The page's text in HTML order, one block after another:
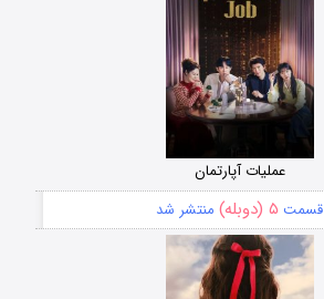
عملیات آپارتمان
قسمت ۵ (دوبله) منتشر شد